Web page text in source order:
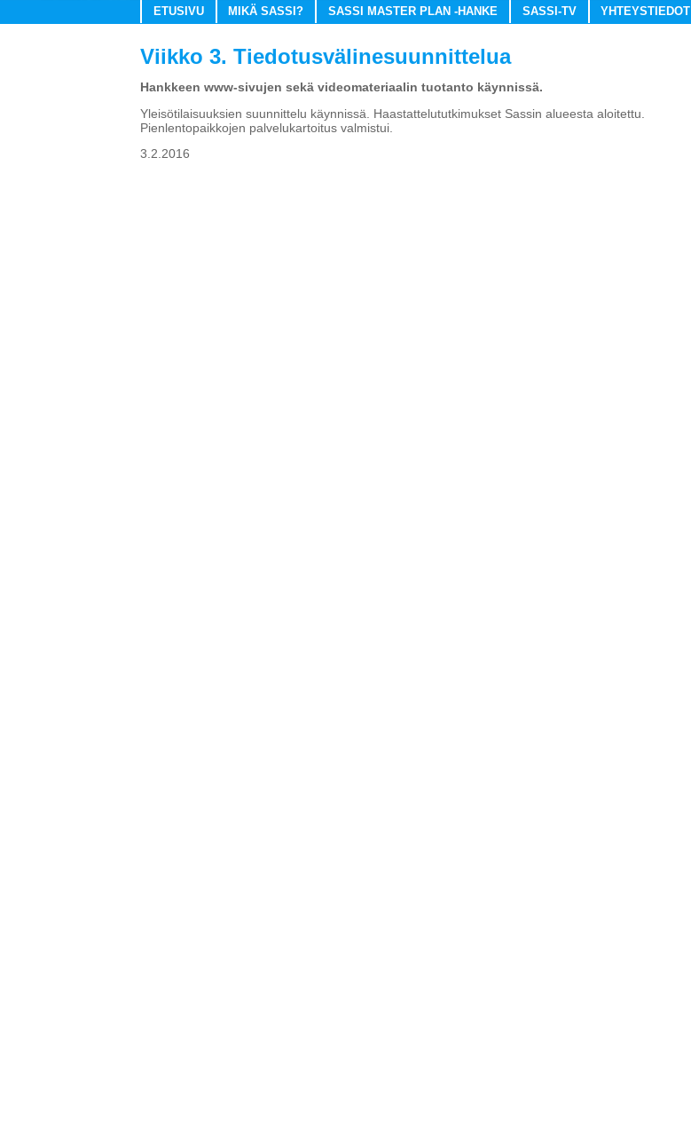
ETUSIVU MIKÄ SASSI? SASSI MASTER PLAN -HANKE SASSI-TV YHTEYSTIEDOT
Viikko 3. Tiedotusvälinesuunnittelua
Hankkeen www-sivujen sekä videomateriaalin tuotanto käynnissä.
Yleisötilaisuuksien suunnittelu käynnissä. Haastattelututkimukset Sassin alueesta aloitettu.
Pienlentopaikkojen palvelukartoitus valmistui.
3.2.2016